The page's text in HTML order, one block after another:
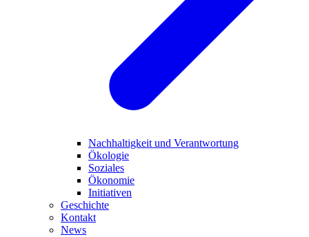
Nachhaltigkeit und Verantwortung
Ökologie
Soziales
Ökonomie
Initiativen
Geschichte
Kontakt
News